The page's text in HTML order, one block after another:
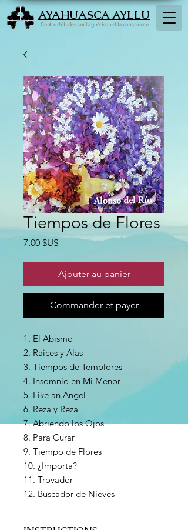
AYAHUASCA AYLLU
Centre d'études sur la guérison et la conscience
Tiempos de Flores
7,00 $US
Ajouter au panier
Commander et payer
1. El Abismo
2. Raices y Alas
3. Tiempos de Temblores
4. Insomnio en Mi Menor
5. Like an Angel
6. Reza y Reza
7. Abriendo los Ojos
8. Para Curar
9. Tiempo de Flores
10. ¿Importa?
11. Trovador
12. Buscador de Nieves